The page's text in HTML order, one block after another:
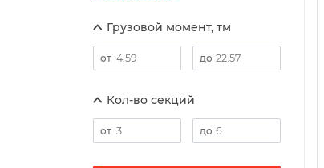
Грузовой момент, тм
Кол-во секций